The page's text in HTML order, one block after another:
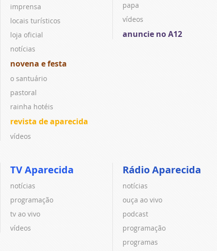
imprensa
locais turísticos
loja oficial
notícias
novena e festa
o santuário
pastoral
rainha hotéis
revista de aparecida
vídeos
papa
vídeos
anuncie no A12
TV Aparecida
notícias
programação
tv ao vivo
vídeos
Rádio Aparecida
notícias
ouça ao vivo
podcast
programação
programas